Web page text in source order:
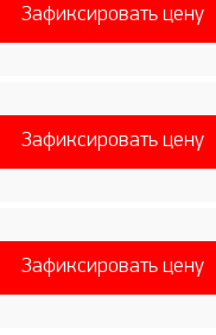
Зафиксировать цену
Зафиксировать цену
Зафиксировать цену